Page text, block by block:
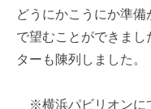
どうにかこうにか準
で望むことができま
ターも陳列しました。
※横浜パビリオンに